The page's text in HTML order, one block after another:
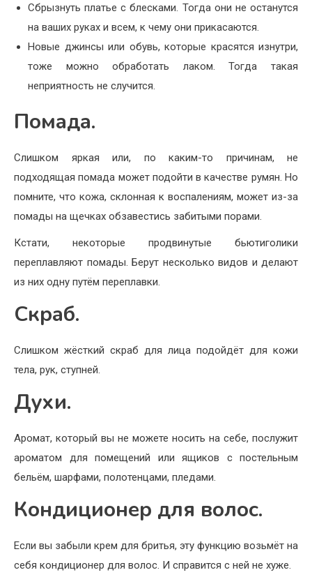
Сбрызнуть платье с блесками. Тогда они не останутся
на ваших руках и всем, к чему они прикасаются.
Новые джинсы или обувь, которые красятся изнутри,
тоже можно обработать лаком. Тогда такая
неприятность не случится.
Помада.
Слишком яркая или, по каким-то причинам, не
подходящая помада может подойти в качестве румян. Но
помните, что кожа, склонная к воспалениям, может из-за
помады на щечках обзавестись забитыми порами.
Кстати, некоторые продвинутые бьютиголики
переплавляют помады. Берут несколько видов и делают
из них одну путём переплавки.
Скраб.
Слишком жёсткий скраб для лица подойдёт для кожи
тела, рук, ступней.
Духи.
Аромат, который вы не можете носить на себе, послужит
ароматом для помещений или ящиков с постельным
бельём, шарфами, полотенцами, пледами.
Кондиционер для волос.
Если вы забыли крем для бритья, эту функцию возьмёт на
себя кондиционер для волос. И справится с ней не хуже.